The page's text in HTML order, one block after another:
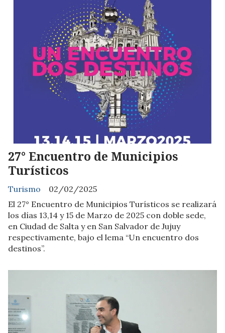
27° Encuentro de Municipios
Turísticos
Turismo
02/02/2025
El 27° Encuentro de Municipios Turísticos se realizará
los días 13,14 y 15 de Marzo de 2025 con doble sede,
en Ciudad de Salta y en San Salvador de Jujuy
respectivamente, bajo el lema “Un encuentro dos
destinos”.